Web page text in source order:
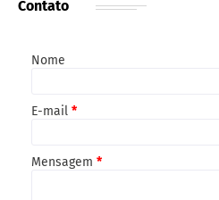
Contato
Nome
E-mail *
Mensagem *